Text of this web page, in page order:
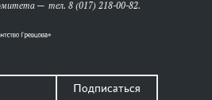
— тел. 8 (017) 218-00-82.
Подписаться